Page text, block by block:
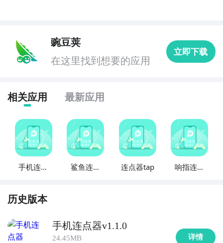
豌豆荚
在这里找到想要的应用
立即下载
相关应用 最新应用
手机连点
鲨鱼连点
连点器tap
响指连点
历史版本
手机连点器v1.1.0
24.45MB
详情